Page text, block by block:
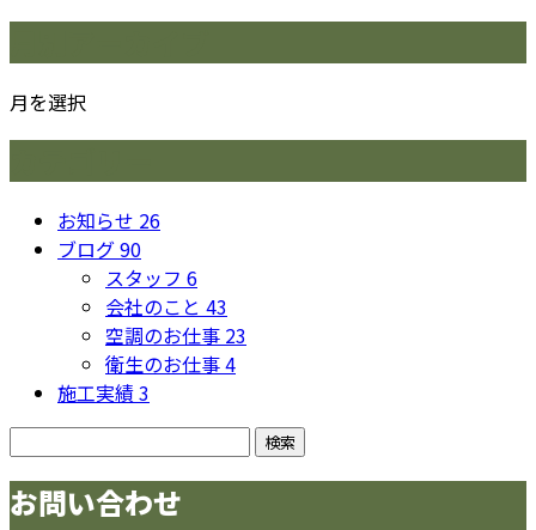
月を選択
お知らせ 26
ブログ90
スタッフ 6
会社のこと 43
空調のお仕事 23
衛生のお仕事4
施工実績3
お問い合わせ